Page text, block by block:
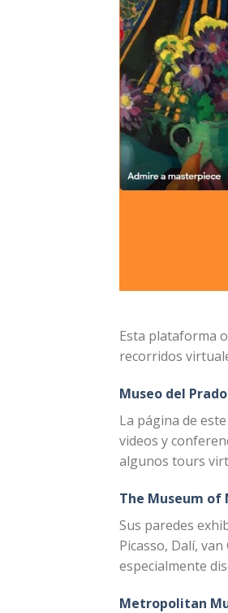
Esta plataforma
recorridos
Museo del
La página de
videos y
algunos tours
The Museum of
Sus paredes
Picasso, Dalí,
especialmente
Metropolitan